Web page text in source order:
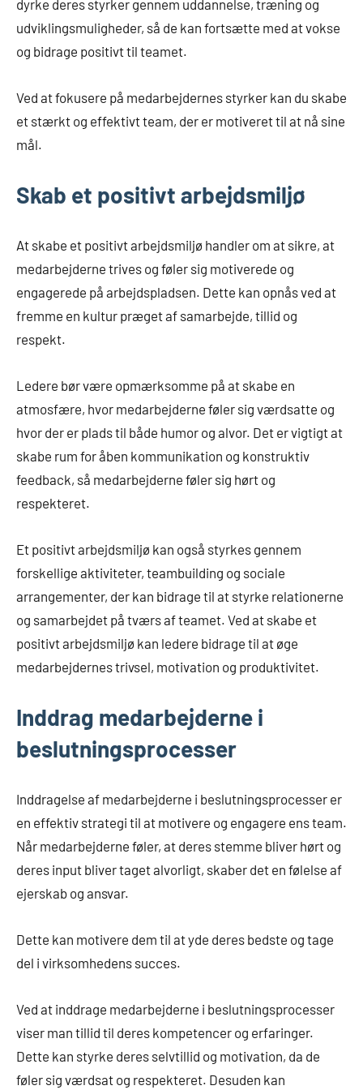
dyrke deres styrker gennem uddannelse, træning og
udviklingsmuligheder, så de kan fortsætte med at vokse
og bidrage positivt til teamet.
Ved at fokusere på medarbejdernes styrker kan du skabe
et stærkt og effektivt team, der er motiveret til at nå sine
mål.
Skab et positivt arbejdsmiljø
At skabe et positivt arbejdsmiljø handler om at sikre, at
medarbejderne trives og føler sig motiverede og
engagerede på arbejdspladsen. Dette kan opnås ved at
fremme en kultur præget af samarbejde, tillid og
respekt.
Ledere bør være opmærksomme på at skabe en
atmosfære, hvor medarbejderne føler sig værdsatte og
hvor der er plads til både humor og alvor. Det er vigtigt at
skabe rum for åben kommunikation og konstruktiv
feedback, så medarbejderne føler sig hørt og
respekteret.
Et positivt arbejdsmiljø kan også styrkes gennem
forskellige aktiviteter, teambuilding og sociale
arrangementer, der kan bidrage til at styrke relationerne
og samarbejdet på tværs af teamet. Ved at skabe et
positivt arbejdsmiljø kan ledere bidrage til at øge
medarbejdernes trivsel, motivation og produktivitet.
Inddrag medarbejderne i
beslutningsprocesser
Inddragelse af medarbejderne i beslutningsprocesser er
en effektiv strategi til at motivere og engagere ens team.
Når medarbejderne føler, at deres stemme bliver hørt og
deres input bliver taget alvorligt, skaber det en følelse af
ejerskab og ansvar.
Dette kan motivere dem til at yde deres bedste og tage
del i virksomhedens succes.
Ved at inddrage medarbejderne i beslutningsprocesser
viser man tillid til deres kompetencer og erfaringer.
Dette kan styrke deres selvtillid og motivation, da de
føler sig værdsat og respekteret. Desuden kan